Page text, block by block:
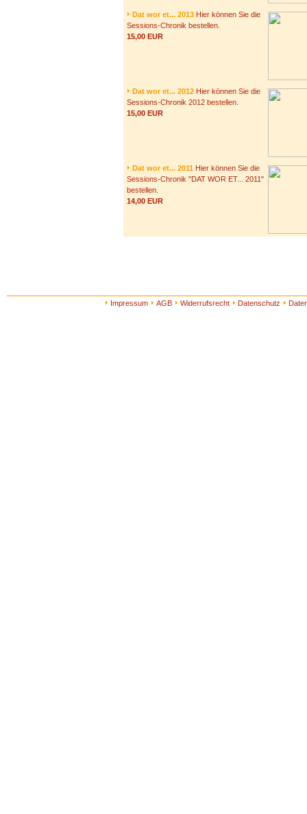
Dat wor et... 2013 Hier können Sie die
Sessions-Chronik bestellen.
15,00 EUR
Dat wor et... 2012 Hier können Sie die
Sessions-Chronik 2012 bestellen.
15,00 EUR
Dat wor et... 2011 Hier können Sie die
Sessions-Chronik "DAT WOR ET... 2011"
bestellen.
14,00 EUR
Impressum AGB Widerrufsrecht Datenschutz